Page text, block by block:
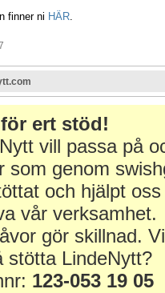
finner ni HÄR.
ert stöd!
vill passa på
som genom
och hjälpt
vår verksamhet.
gör skillnad.
stötta LindeNytt?
123-053 19 05